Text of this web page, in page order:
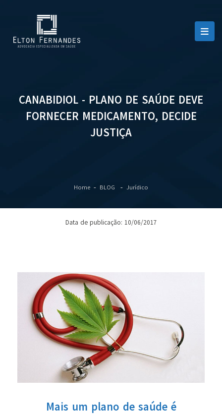
CANABIDIOL - PLANO DE SAÚDE DEVE
FORNECER MEDICAMENTO, DECIDE
JUSTIÇA
Home BLOG Jurídico
Data de publicação: 10/06/2017
Mais um plano de saúde é